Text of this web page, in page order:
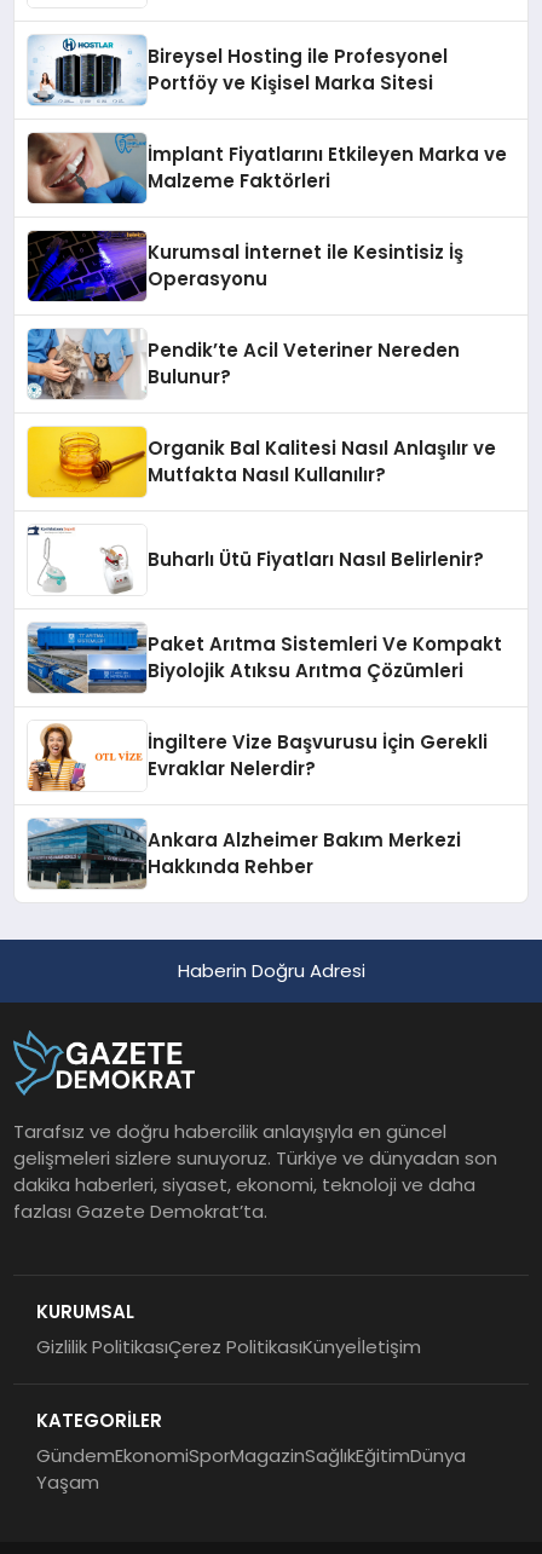
Bireysel Hosting ile Profesyonel
Portföy ve Kişisel Marka Sitesi
İmplant Fiyatlarını Etkileyen Marka ve
Malzeme Faktörleri
Kurumsal İnternet ile Kesintisiz İş
Operasyonu
Pendik’te Acil Veteriner Nereden
Bulunur?
Organik Bal Kalitesi Nasıl Anlaşılır ve
Mutfakta Nasıl Kullanılır?
Buharlı Ütü Fiyatları Nasıl Belirlenir?
Paket Arıtma Sistemleri Ve Kompakt
Biyolojik Atıksu Arıtma Çözümleri
İngiltere Vize Başvurusu İçin Gerekli
Evraklar Nelerdir?
Ankara Alzheimer Bakım Merkezi
Hakkında Rehber
Haberin Doğru Adresi
Tarafsız ve doğru habercilik anlayışıyla en güncel
gelişmeleri sizlere sunuyoruz. Türkiye ve dünyadan son
dakika haberleri, siyaset, ekonomi, teknoloji ve daha
fazlası Gazete Demokrat’ta.
KURUMSAL
Gizlilik PolitikasıÇerez PolitikasıKünyeİletişim
KATEGORİLER
GündemEkonomiSporMagazinSağlıkEğitimDünya
Yaşam